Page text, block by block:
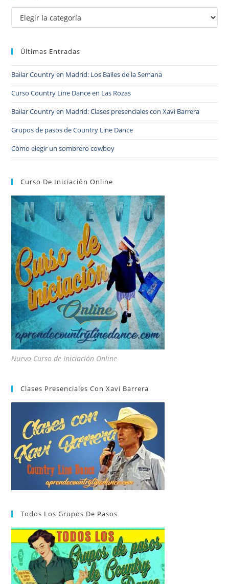
Últimas Entradas
Bailar Country en Madrid: Los Bailes de la Semana
Curso Country Line Dance en Las Rozas
Bailar Country en Madrid: Clases presenciales con Xavi Barrera
Grupos de pasos de Country Line Dance
Cómo elegir un sombrero cowboy
Curso De Iniciación Online
Nuevo Curso de Iniciación Online
Clases Presenciales Con Xavi Barrera
Todos Los Grupos De Pasos